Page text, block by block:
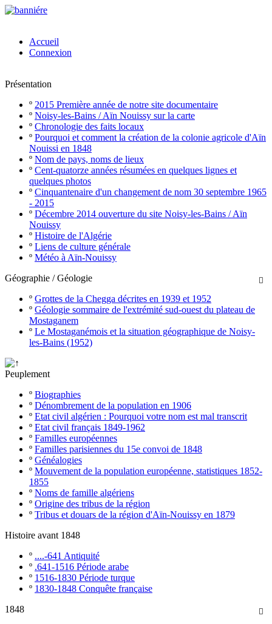
Accueil
Connexion
Présentation
º 2015 Première année de notre site documentaire
º Noisy-les-Bains / Aïn Nouissy sur la carte
º Chronologie des faits locaux
º Pourquoi et comment la création de la colonie agricole d'Aïn
Nouissi en 1848
º Nom de pays, noms de lieux
º Cent-quatorze années résumées en quelques lignes et
quelques photos
º Cinquantenaire d'un changement de nom 30 septembre 1965
- 2015
º Décembre 2014 ouverture du site Noisy-les-Bains / Aïn
Nouissy
º Histoire de l'Algérie
º Liens de culture générale
º Météo à Aïn-Nouissy

Géographie / Géologie
º Grottes de la Chegga décrites en 1939 et 1952
º Géologie sommaire de l'extrémité sud-ouest du plateau de
Mostaganem
º Le Mostaganémois et la situation géographique de Noisy-
les-Bains (1952)
Peuplement
º Biographies
º Dénombrement de la population en 1906
º Etat civil algérien : Pourquoi votre nom est mal transcrit
º Etat civil français 1849-1962
º Familles européennes
º Familles parisiennes du 15e convoi de 1848
º Généalogies
º Mouvement de la population européenne, statistiques 1852-
1855
º Noms de famille algériens
º Origine des tribus de la région
º Tribus et douars de la région d'Aïn-Nouissy en 1879
Histoire avant 1848
º ....-641 Antiquité
º .641-1516 Période arabe
º 1516-1830 Période turque
º 1830-1848 Conquête française

1848